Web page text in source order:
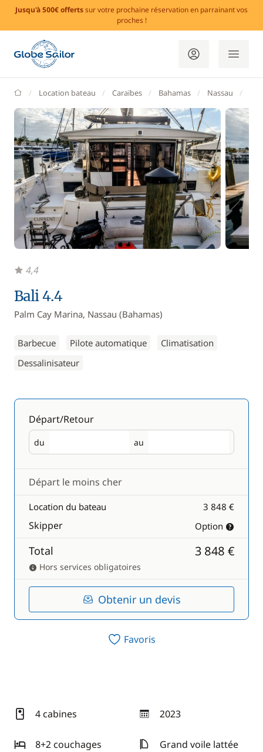
Jusqu'à 500€ offertssur votre prochaine réservation en parrainant vos
proches !
GlobeSailor
Location bateau Caraïbes Bahamas Nassau
Bali 4.4
Palm Cay Marina, Nassau (Bahamas)
Barbecue Pilote automatique
Climatisation
Dessalinisateur
4,4
Départ/Retour
du
Départ au
Retour
Départ le moins cher
Location du bateau 3 848 €
Skipper Option
Total 3 848 €
Hors services obligatoires
Obtenir un devis
Favoris
4 cabines 2023
année
8+2 couchages
Grand voile lattée